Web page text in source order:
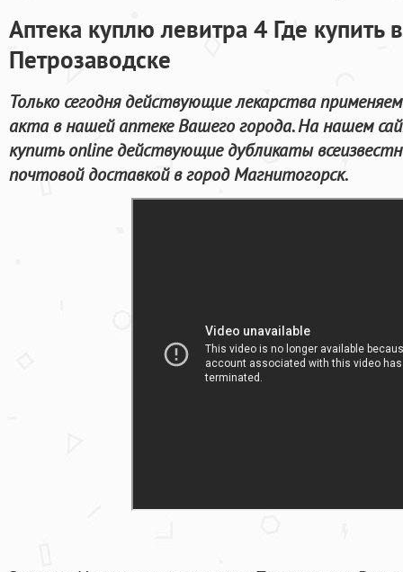
Аптека куплю левитра 4 Где купить
Петрозаводске
Только сегодня действующие лекарства
акта в нашей аптеке Вашего города. На нашем
купить online действующие дубликаты
почтовой доставкой в город Магнитогорск.